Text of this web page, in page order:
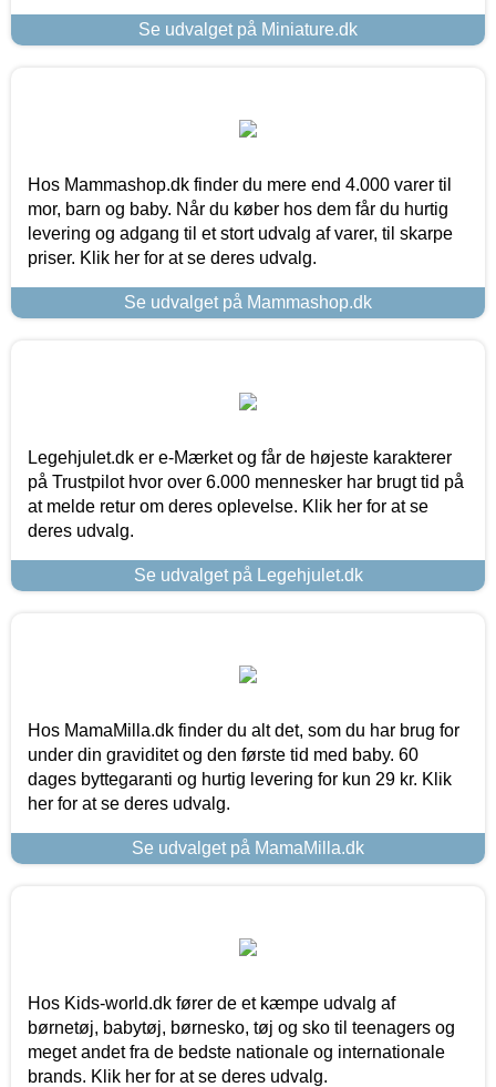
Se udvalget på Miniature.dk
Hos Mammashop.dk finder du mere end 4.000 varer til
mor, barn og baby. Når du køber hos dem får du hurtig
levering og adgang til et stort udvalg af varer, til skarpe
priser. Klik her for at se deres udvalg.
Se udvalget på Mammashop.dk
Legehjulet.dk er e-Mærket og får de højeste karakterer
på Trustpilot hvor over 6.000 mennesker har brugt tid på
at melde retur om deres oplevelse. Klik her for at se
deres udvalg.
Se udvalget på Legehjulet.dk
Hos MamaMilla.dk finder du alt det, som du har brug for
under din graviditet og den første tid med baby. 60
dages byttegaranti og hurtig levering for kun 29 kr. Klik
her for at se deres udvalg.
Se udvalget på MamaMilla.dk
Hos Kids-world.dk fører de et kæmpe udvalg af
børnetøj, babytøj, børnesko, tøj og sko til teenagers og
meget andet fra de bedste nationale og internationale
brands. Klik her for at se deres udvalg.